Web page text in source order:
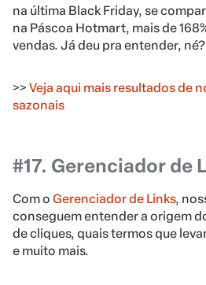
na última Black Friday, se
na Páscoa Hotmart, mais de
vendas. Já deu pra entender, né?
>> Veja aqui mais resultados de
sazonais
#17. Gerenciador de
Com o Gerenciador de Links,
conseguem entender a origem
de cliques, quais termos que
e muito mais.